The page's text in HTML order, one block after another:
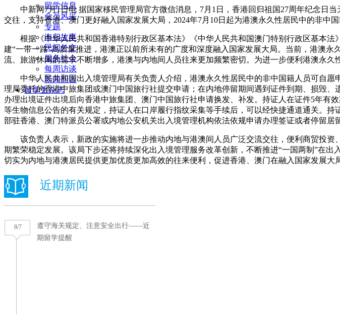
留学信息
会员风采
专题
海归故事
民间外交
服务社会
每周访谈
新闻回音
留学生杂志
中新网7月1日电 据国家移民管理局官方微信消息，7月1日，香港回归祖国27周年纪念日
交往，支持香港、澳门更好融入国家发展大局，2024年7月10日起为港澳永久性居民中的非中
根据《中华人民共和国香港特别行政区基本法》《中华人民共和国澳门特别行政区基本法
建“一带一路”高质量推进，港澳正以前所未有的广度和深度融入国家发展大局。当前，港澳
流、旅游休闲的需求不断增多，港澳与内地间人员往来更加频繁密切。为进一步便利港澳永
中华人民共和国出入境管理局有关负责人介绍，港澳永久性居民中的非中国籍人员可自愿
理局委托的香港中旅集团或澳门中国旅行社提交申请；在内地停留期间遇到证件到期、损毁
办理出境证件出境后向香港中旅集团、澳门中国旅行社申请换发、补发。持证人在证件5年有
等生物信息公告的有关规定，持证人在口岸履行指纹采集等手续后，可以经快捷通道通关。
部驻香港、澳门特派员公署或内地公安机关出入境管理机构依法依规申请办理签证或者停留居
该负责人表示，新政的实施将进一步推动内地与港澳间人员广泛交流交往，便利商贸投资
期繁荣稳定发展。该局下步还将持续深化出入境管理服务改革创新，不断推进“一国两制”在
切实为内地与港澳居民提供更加优质更加高效的往来便利，促进香港、澳门在融入国家发展大